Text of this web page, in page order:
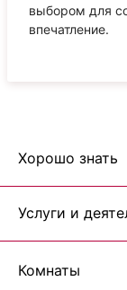
выбором для
впечатление.
Хорошо знать
Услуги и
Комнаты